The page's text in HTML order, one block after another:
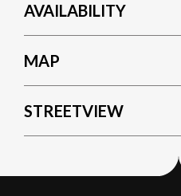
AVAILABILITY
MAP
STREETVIEW